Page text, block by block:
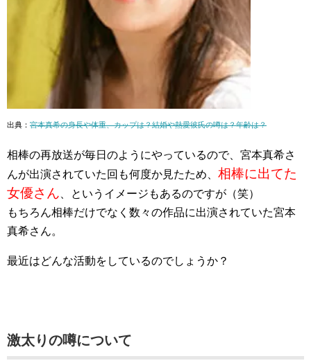
出典： 宮本真希の身長や体重、カップは？結婚や熱愛彼氏の噂は？年齢は？
相棒の再放送が毎日のようにやっているので、宮本真希さ
んが出演されていた回も何度か見たため、 相棒に出てた
女優さん 、というイメージもあるのですが（笑）
もちろん相棒だけでなく数々の作品に出演されていた宮本
真希さん。
最近はどんな活動をしているのでしょうか？
激太りの噂について